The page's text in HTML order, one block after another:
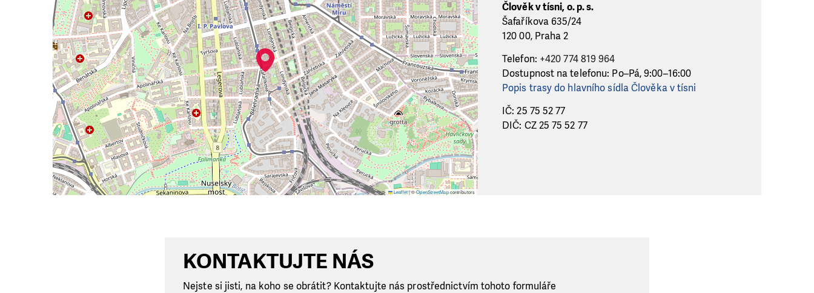
Leaflet|©OpenStreetMapcontributors
Člověk v tísni, o. p. s.
Šafaříkova 635/24
120 00, Praha 2
Telefon: +420 774 819 964
Dostupnost na telefonu: Po–Pá, 9:00–16:00
Popis trasy do hlavního sídla Člověka v tísni
IČ: 25 75 52 77
DIČ: CZ 25 75 52 77
KONTAKTUJTE NÁS
Nejste si jisti, na koho se obrátit? Kontaktujte nás prostřednictvím tohoto formuláře